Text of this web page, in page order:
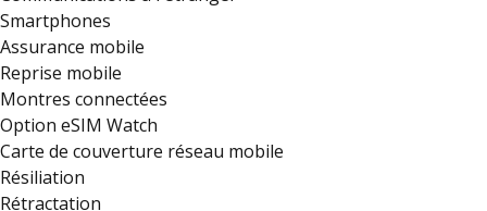
Smartphones
Assurance mobile
Reprise mobile
Montres connectées
Option eSIM Watch
Carte de couverture réseau mobile
Résiliation
Rétractation